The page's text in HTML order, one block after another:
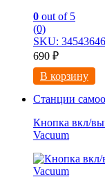
0 out of 5
(0)
SKU:
690 ₽
В корзину
Станции
Кнопка вкл/
Vacuum